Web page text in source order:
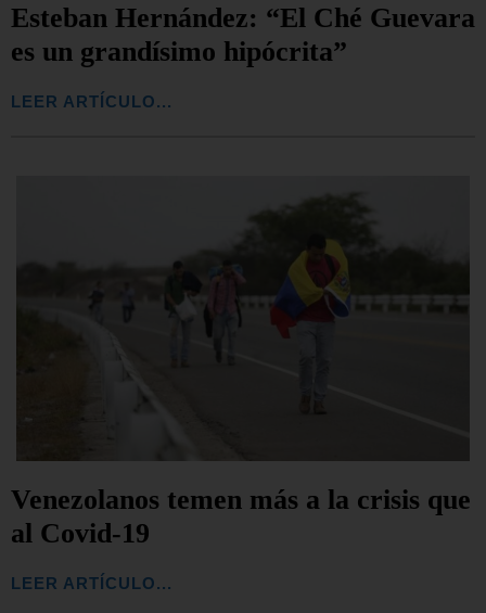
Esteban Hernández: “El Ché Guevara
es un grandísimo hipócrita”
LEER ARTÍCULO...
Venezolanos temen más a la crisis que
al Covid-19
LEER ARTÍCULO...